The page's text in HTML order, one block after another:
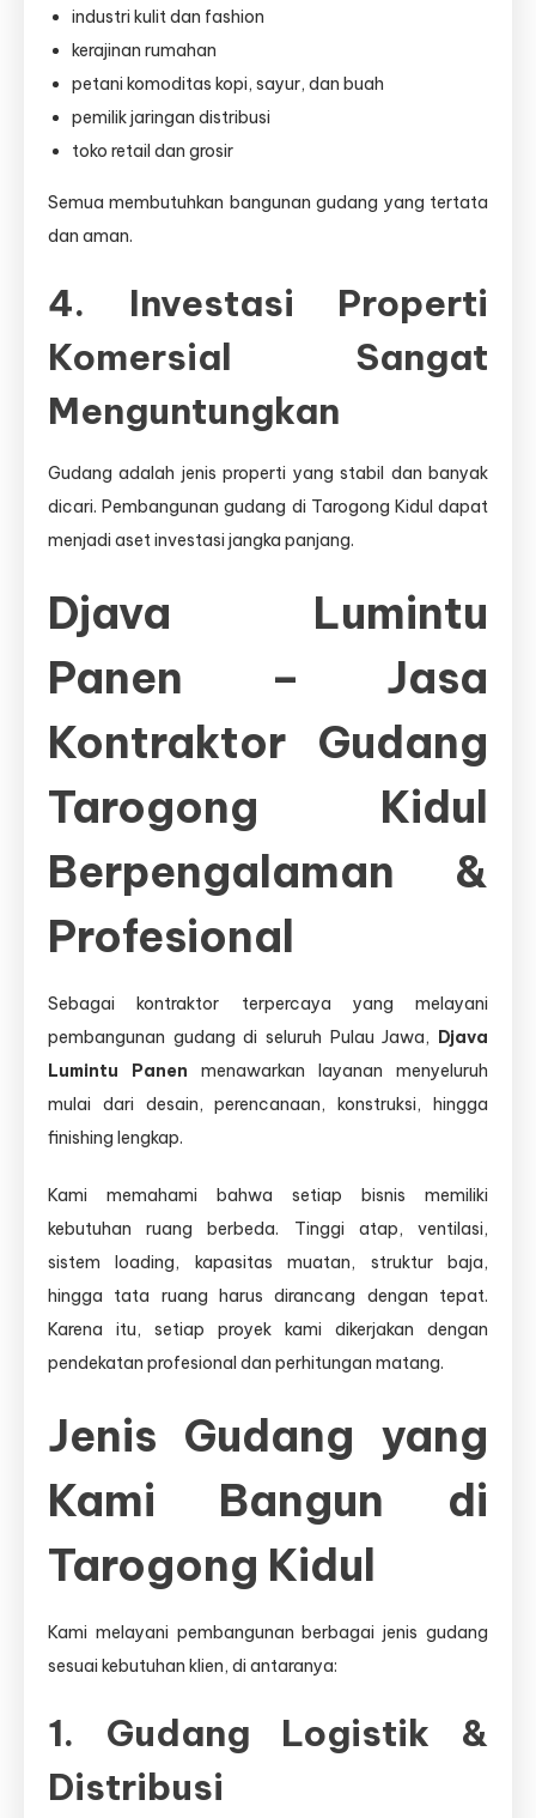
industri kulit dan fashion
kerajinan rumahan
petani komoditas kopi, sayur, dan buah
pemilik jaringan distribusi
toko retail dan grosir
Semua membutuhkan bangunan gudang yang tertata
dan aman.
4. Investasi Properti
Komersial Sangat
Menguntungkan
Gudang adalah jenis properti yang stabil dan banyak
dicari. Pembangunan gudang di Tarogong Kidul dapat
menjadi aset investasi jangka panjang.
Djava Lumintu
Panen – Jasa
Kontraktor Gudang
Tarogong Kidul
Berpengalaman &
Profesional
Sebagai kontraktor terpercaya yang melayani
pembangunan gudang di seluruh Pulau Jawa, Djava
Lumintu Panen menawarkan layanan menyeluruh
mulai dari desain, perencanaan, konstruksi, hingga
finishing lengkap.
Kami memahami bahwa setiap bisnis memiliki
kebutuhan ruang berbeda. Tinggi atap, ventilasi,
sistem loading, kapasitas muatan, struktur baja,
hingga tata ruang harus dirancang dengan tepat.
Karena itu, setiap proyek kami dikerjakan dengan
pendekatan profesional dan perhitungan matang.
Jenis Gudang yang
Kami Bangun di
Tarogong Kidul
Kami melayani pembangunan berbagai jenis gudang
sesuai kebutuhan klien, di antaranya:
1. Gudang Logistik &
Distribusi